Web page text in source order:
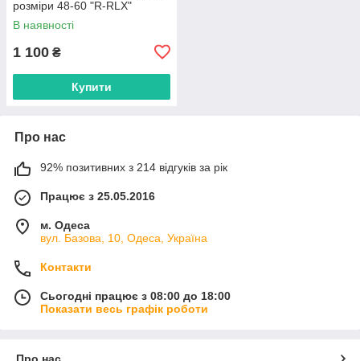
розміри 48-60 "R-RLX"
недорого від прямого
постачальника
В наявності
1 100 ₴
Купити
Про нас
92% позитивних з 214 відгуків за рік
Працює з 25.05.2016
м. Одеса
вул. Базова, 10, Одеса, Україна
Контакти
Сьогодні працює з 08:00 до 18:00
Показати весь графік роботи
Про нас